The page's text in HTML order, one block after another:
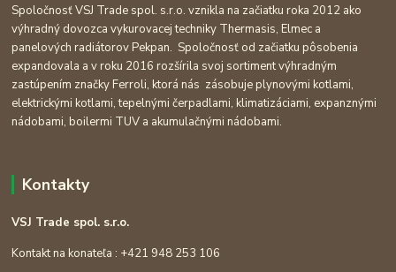
Spoločnosť VSJ Trade spol. s.r.o. vznikla na začiatku roka 2012 ako
výhradný dovozca vykurovacej techniky Thermasis, Elmec a
panelových radiátorov Pekpan. Spoločnosť od začiatku pôsobenia
expandovala a v roku 2016 rozšírila svoj sortiment výhradným
zastúpením značky Ferroli, ktorá nás zásobuje plynovými kotlami,
elektrickými kotlami, tepelnými čerpadlami, klimatizáciami, expanznými
nádobami, boilermi TUV a akumulačnými nádobami.
Kontakty
VSJ Trade spol. s.r.o.
Kontakt na konateľa : +421 948 253 106